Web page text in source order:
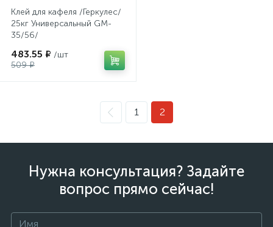
Клей для кафеля /Геркулес/
25кг Универсальный GM-
35/56/
483.55 ₽ /шт
509 ₽
1 2
Нужна консультация? Задайте
вопрос прямо сейчас!